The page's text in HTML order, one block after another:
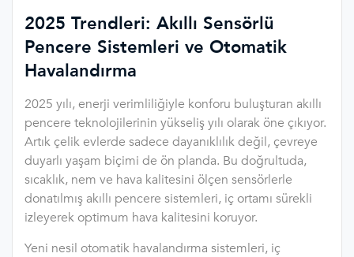
2025 Trendleri: Akıllı Sensörlü
Pencere Sistemleri ve Otomatik
Havalandırma
2025 yılı, enerji verimliliğiyle konforu buluşturan akıllı
pencere teknolojilerinin yükseliş yılı olarak öne çıkıyor.
Artık çelik evlerde sadece dayanıklılık değil, çevreye
duyarlı yaşam biçimi de ön planda. Bu doğrultuda,
sıcaklık, nem ve hava kalitesini ölçen sensörlerle
donatılmış akıllı pencere sistemleri, iç ortamı sürekli
izleyerek optimum hava kalitesini koruyor.
Yeni nesil otomatik havalandırma sistemleri, iç